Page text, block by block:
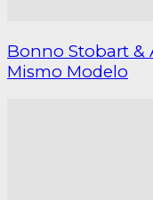
Bonno Stobart &
Mismo Modelo